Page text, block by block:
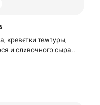
креветки темпуры,
и сливочного сыра..